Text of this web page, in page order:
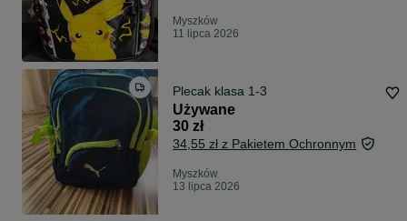
Myszków
11 lipca 2026
Plecak klasa 1-3
Używane
30 zł
34,55 zł z Pakietem Ochronnym
Myszków
13 lipca 2026